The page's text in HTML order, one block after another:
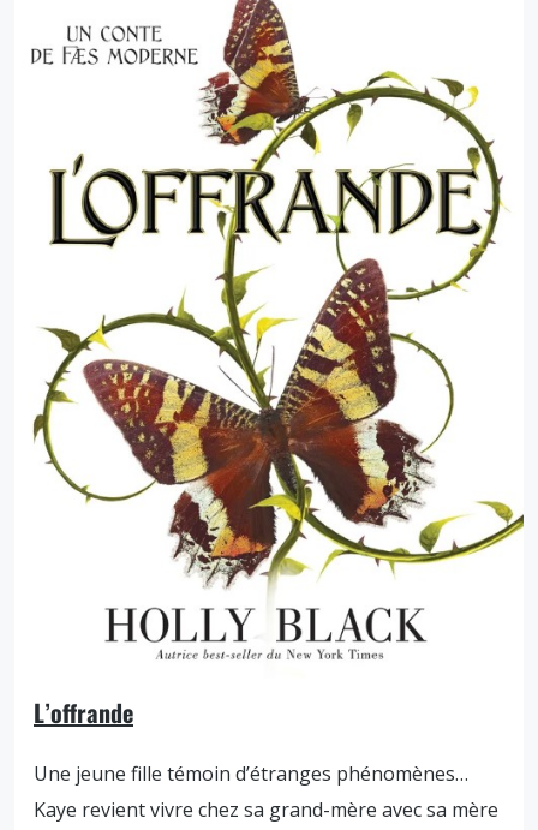
L’offrande
Une jeune fille témoin d’étranges phénomènes…
Kaye revient vivre chez sa grand-mère avec sa mère